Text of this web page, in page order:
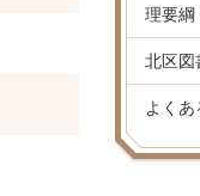
理要綱
北区図
よくあ